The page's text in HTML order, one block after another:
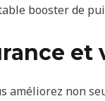
booster de
et
améliorez non